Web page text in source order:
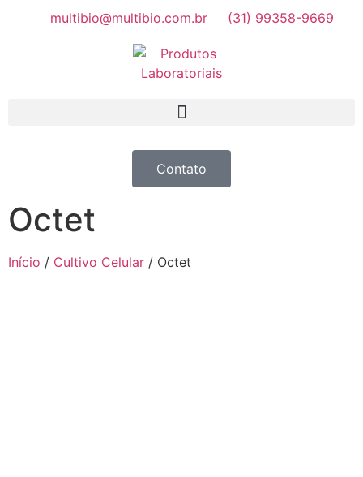
multibio@multibio.com.br (31) 99358-9669
Contato
Octet
Início / Cultivo Celular / Octet